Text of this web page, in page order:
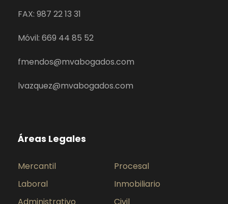
FAX: 987 22 13 31
Móvil: 669 44 85 52
fmendos@mvabogados.com
lvazquez@mvabogados.com
Áreas Legales
Mercantil
Procesal
Laboral
Inmobiliario